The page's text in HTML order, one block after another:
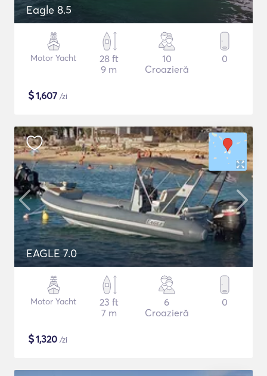
Eagle 8.5
Motor Yacht
28 ft
9 m
10
Croazieră
0
$1,607 /zi
EAGLE 7.0
Motor Yacht
23 ft
7 m
6
Croazieră
0
$1,320 /zi